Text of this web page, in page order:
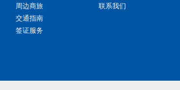
周边商旅
交通指南
签证服务
联系我们